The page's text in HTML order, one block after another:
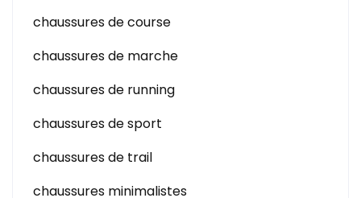
chaussures de course
chaussures de marche
chaussures de running
chaussures de sport
chaussures de trail
chaussures minimalistes